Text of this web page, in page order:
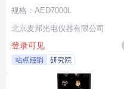
规格：AED7000L
北京麦邦光电仪器有限公司
登录可见
站点经销 研究院